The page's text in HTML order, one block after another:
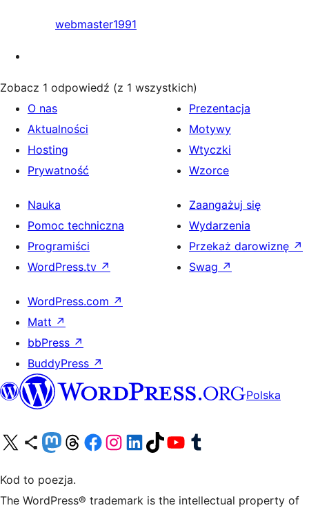
webmaster1991
Zobacz 1 odpowiedź (z 1 wszystkich)
O nas
Aktualności
Hosting
Prywatność
Prezentacja
Motywy
Wtyczki
Wzorce
Nauka
Pomoc techniczna
Programiści
WordPress.tv ↗
Zaangażuj się
Wydarzenia
Przekaż darowiznę ↗
Swag ↗
WordPress.com ↗
Matt ↗
bbPress ↗
BuddyPress ↗
Polska
Odwiedź nasze konto X (dawniej Twitter)
Odwiedź nasze konto Bluesky
Odwiedź nasze konto na Mastodoncie
Odwiedź naszego Threadsa
Odwiedź naszego Facebooka
Odwiedź nasze konto na Instagramie
Odwiedź nasze konto na LinkedIn
Odwiedź naszego TikToka
Odwiedź nasz kanał YouTube
Odwiedź naszego Tumblra
Kod to poezja.
The WordPress® trademark is the intellectual property of